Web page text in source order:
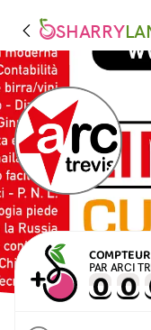
SHARRY
PAR ARCI